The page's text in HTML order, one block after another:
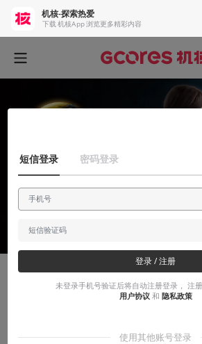
《零：月蚀的假面》
机核-探索热爱
下载 机核App 浏览更多精彩内容
短信登录 密码登录
登录 / 注册
未登录手机号验证后将自动注册登录， 注
用户协议 和 隐私政策
使用其他账号登录